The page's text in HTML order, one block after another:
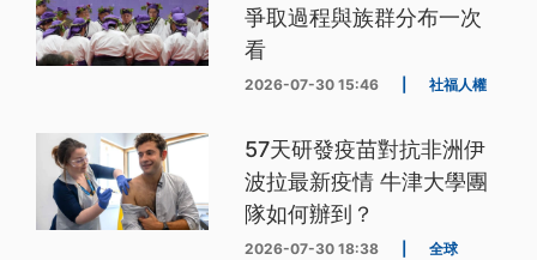
爭取過程與族群分布一次
看
2026-07-30 15:46 社福人權
57天研發疫苗對抗非洲伊
波拉最新疫情 牛津大學團
隊如何辦到？
2026-07-30 18:38 全球